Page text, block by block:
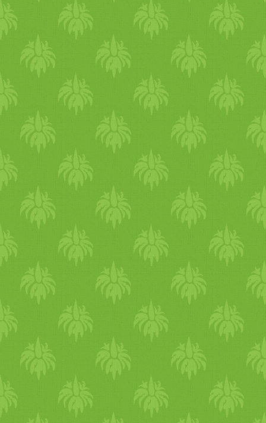
dálatos táplálásban
kitcharit minden napfriss
receptet a blogon
is, ez segít a mérgek
friss
koriander rel is. Kerüld
az étkezések között. Ha
nem tudja a szervezeted
Olajosönmasszázs* Ez
reggel csinálom:) Nem
az elméd, fiatalító hatású,
folyamatban is jelentős
szövetekben lerakódott
zuhanyozás előtt melegíts